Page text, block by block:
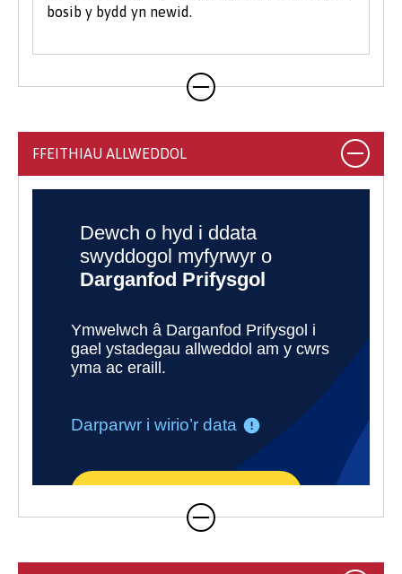
bosib y bydd yn newid.
FFEITHIAU ALLWEDDOL